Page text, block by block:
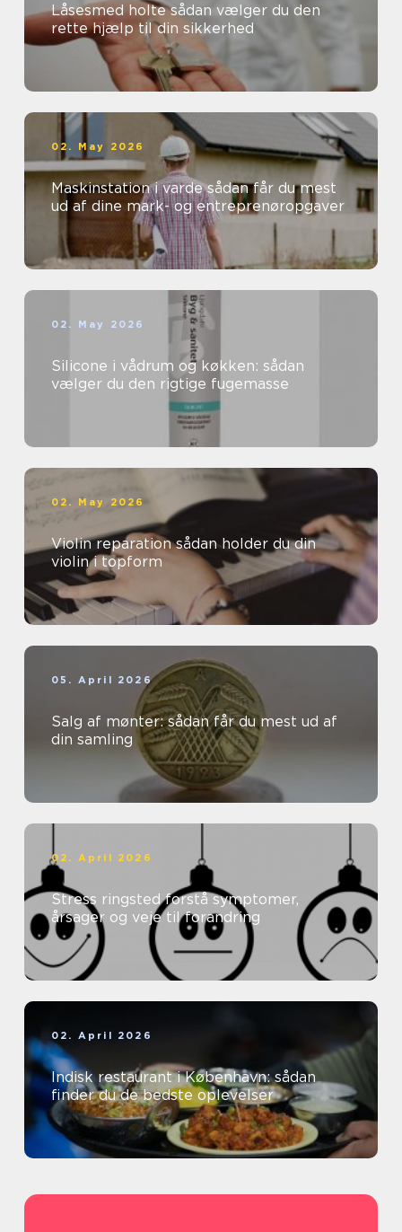
Låsesmed holte sådan vælger du den
rette hjælp til din sikkerhed
02. May 2026
Maskinstation i varde sådan får du mest
ud af dine mark- og entreprenøropgaver
02. May 2026
Silicone i vådrum og køkken: sådan
vælger du den rigtige fugemasse
02. May 2026
Violin reparation sådan holder du din
violin i topform
05. April 2026
Salg af mønter: sådan får du mest ud af
din samling
02. April 2026
Stress ringsted forstå symptomer,
årsager og veje til forandring
02. April 2026
Indisk restaurant i København: sådan
finder du de bedste oplevelser